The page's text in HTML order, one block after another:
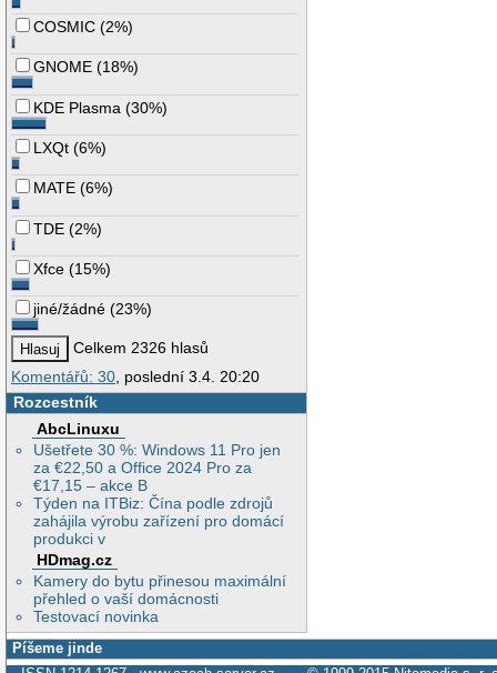
COSMIC (2%)
GNOME (18%)
KDE Plasma (30%)
LXQt (6%)
MATE (6%)
TDE (2%)
Xfce (15%)
jiné/žádné (23%)
Celkem 2326 hlasů
Komentářů: 30 , poslední 3.4. 20:20
Rozcestník
AbcLinuxu
Ušetřete 30 %: Windows 11 Pro jen
za €22,50 a Office 2024 Pro za
€17,15 – akce B
Týden na ITBiz: Čína podle zdrojů
zahájila výrobu zařízení pro domácí
produkci v
HDmag.cz
Kamery do bytu přinesou maximální
přehled o vaší domácnosti
Testovací novinka
Píšeme jinde